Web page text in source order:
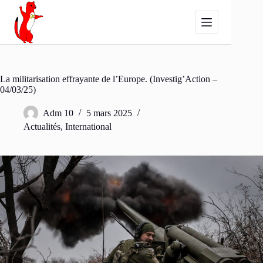
Passer
contenu
La militarisation effrayante de l’Europe. (Investig’Action –
04/03/25)
Adm 10
5 mars 2025
Actualités, International